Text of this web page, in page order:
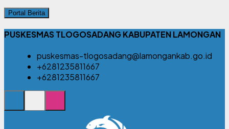
Portal Berita
PUSKESMAS TLOGOSADANG KABUPATEN LAMONGAN
puskesmas-tlogosadang@lamongankab.go.id
+6281235811667
+6281235811667